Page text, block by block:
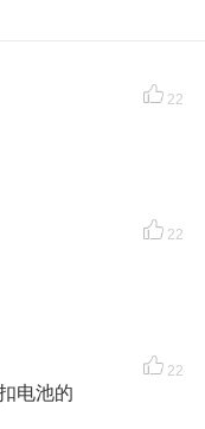
22
22
22
电池的